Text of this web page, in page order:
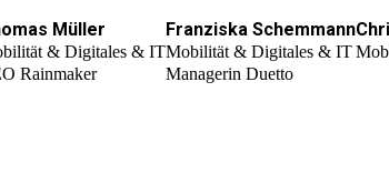
Müller
& Digitales & IT
Rainmaker
Franziska Schemmann
Mobilität & Digitales & IT
Managerin Duetto